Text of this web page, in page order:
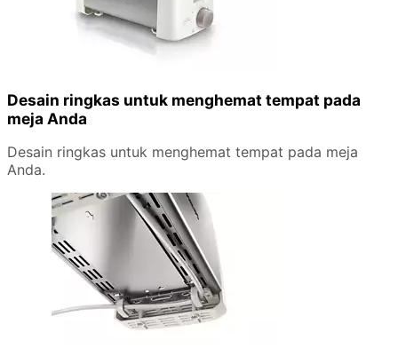
Desain ringkas untuk menghemat tempat pada
meja Anda
Desain ringkas untuk menghemat tempat pada meja
Anda.